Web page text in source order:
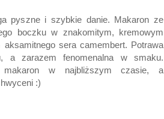
pyszne i szybkie danie. Makaron ze
boczku w znakomitym, kremowym
sera camembert. Potrawa
a zarazem fenomenalna w smaku.
makaron w najbliższym czasie, a
:)